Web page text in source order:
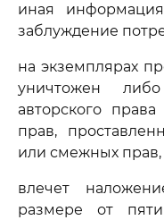
иная
заблуждение
на экземплярах
уничтожен
авторского
прав,
или смежных прав,
влечет
размере от